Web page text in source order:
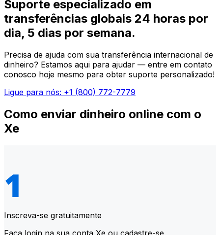
Suporte especializado em
transferências globais 24 horas por
dia, 5 dias por semana.
Precisa de ajuda com sua transferência internacional de
dinheiro? Estamos aqui para ajudar — entre em contato
conosco hoje mesmo para obter suporte personalizado!
Ligue para nós: +1 (800) 772-7779
Como enviar dinheiro online com o
Xe
Inscreva-se gratuitamente
Faça login na sua conta Xe ou cadastre-se